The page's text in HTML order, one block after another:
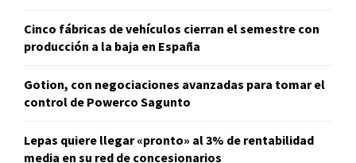
Cinco fábricas de vehículos cierran el semestre con
producción a la baja en España
Gotion, con negociaciones avanzadas para tomar el
control de Powerco Sagunto
Lepas quiere llegar «pronto» al 3% de rentabilidad
media en su red de concesionarios